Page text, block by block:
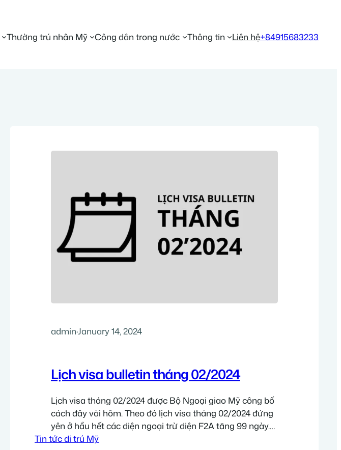
Thường trú nhân Mỹ Công dân trong nước Thông tin Liên hệ+84915683233
admin·January 14, 2024
Lịch visa bulletin tháng 02/2024
Lịch visa tháng 02/2024 được Bộ Ngoại giao Mỹ công bố
cách đây vài hôm. Theo đó lịch visa tháng 02/2024 đứng
yên ở hầu hết các diện ngoại trừ diện F2A tăng 99 ngày.
Chi tiết về lịch visa tháng 02/2024 ở bên dưới. Lịch phỏng
Tin tức di trú Mỹ